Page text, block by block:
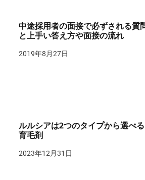
中途採用者の面接で必ずされる質
と上手い答え方や面接の流れ
2019年8月27日
ルルシアは2つのタイプから選べる
育毛剤
2023年12月31日